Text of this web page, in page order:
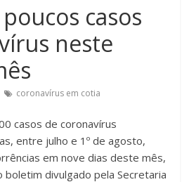
casos
neste
coronavírus em cotia
casos de coronavírus
entre julho e 1º de agosto,
em nove dias deste mês,
boletim divulgado pela Secretaria